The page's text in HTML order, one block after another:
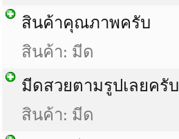
สินค้าคุณภาพครับ
สินค้า: มีด
มีดสวยตามรูปเลยครับ
สินค้า: มีด